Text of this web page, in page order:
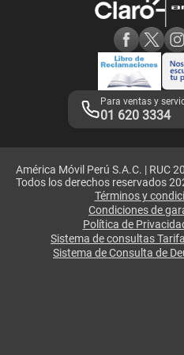
Adquirientes iPhone 6, 6S y SE
Mensaje de Seguridad
Términos y Condiciones de
Libro de Reclamaciones
Legales de marketplace
Para ventas y
01 620 3334
América Móvil Perú S.A.C. | RUC
Todos los derechos reservados
Términos y
Condiciones de
Política de
Sistema de consultas
Sistema de Consulta de